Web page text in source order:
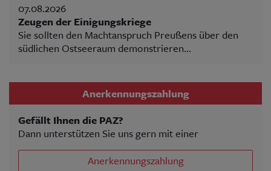
07.08.2026
Zeugen der Einigungskriege
Sie sollten den Machtanspruch Preußens über den
südlichen Ostseeraum demonstrieren...
Anerkennungszahlung
Gefällt Ihnen die PAZ?
Dann unterstützen Sie uns gern mit einer
Anerkennungszahlung